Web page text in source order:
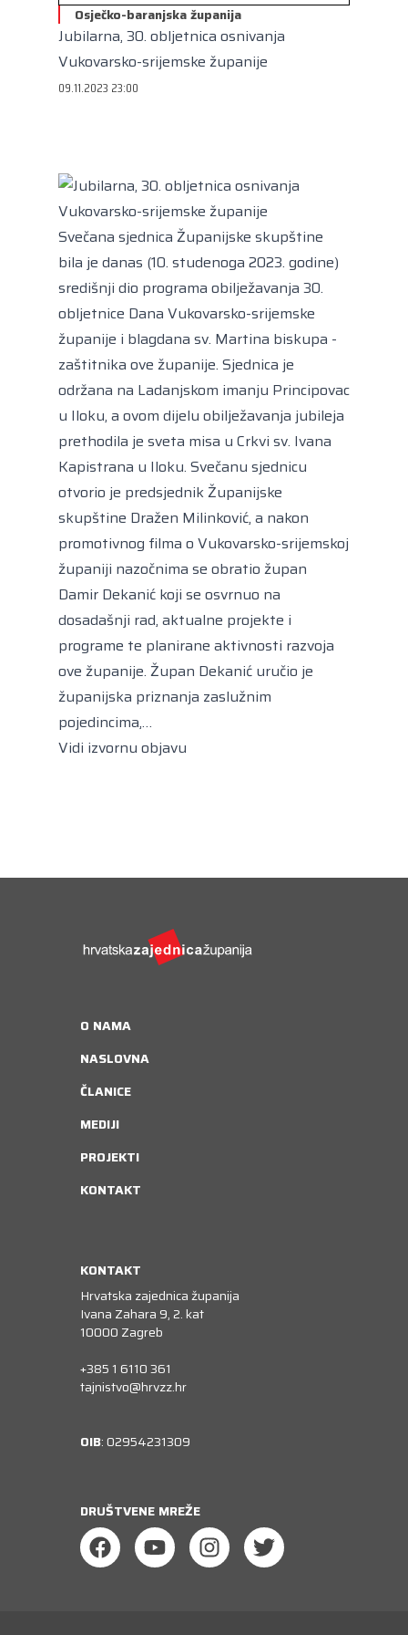
Europe
Europski odbor regija
Osječko-baranjska županija
Jubilarna, 30. obljetnica osnivanja
Vukovarsko-srijemske županije
09.11.2023 23:00
Svečana sjednica Županijske skupštine
bila je danas (10. studenoga 2023. godine)
središnji dio programa obilježavanja 30.
obljetnice Dana Vukovarsko-srijemske
županije i blagdana sv. Martina biskupa -
zaštitnika ove županije. Sjednica je
održana na Ladanjskom imanju Principovac
u Iloku, a ovom dijelu obilježavanja jubileja
prethodila je sveta misa u Crkvi sv. Ivana
Kapistrana u Iloku. Svečanu sjednicu
otvorio je predsjednik Županijske
skupštine Dražen Milinković, a nakon
promotivnog filma o Vukovarsko-srijemskoj
županiji nazočnima se obratio župan
Damir Dekanić koji se osvrnuo na
dosadašnji rad, aktualne projekte i
programe te planirane aktivnosti razvoja
ove županije. Župan Dekanić uručio je
županijska priznanja zaslužnim
pojedincima,…
Vidi izvornu objavu
O NAMA
NASLOVNA
ČLANICE
MEDIJI
PROJEKTI
KONTAKT
KONTAKT
Hrvatska zajednica županija
Ivana Zahara 9, 2. kat
10000 Zagreb
+385 1 6110 361
tajnistvo@hrvzz.hr
OIB: 02954231309
DRUŠTVENE MREŽE